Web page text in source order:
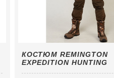
КОСТЮМ REMINGTON
EXPEDITION HUNTING